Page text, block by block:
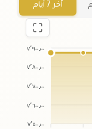
آخر 7 أيام
٧٬٩٠٠٫٠٠
٧٬٨٠٠٫٠٠
٧٬٧٠٠٫٠٠
٧٬٦٠٠٫٠٠
٧٬٥٠٠٫٠٠